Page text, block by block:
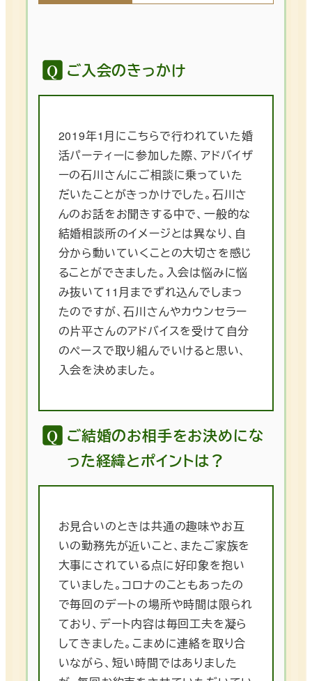
ご入会のきっかけ
2019年1月にこちらで行われていた婚
活パーティーに参加した際、アドバイザ
ーの石川さんにご相談に乗っていた
だいたことがきっかけでした。石川さ
んのお話をお聞きする中で、一般的な
結婚相談所のイメージとは異なり、自
分から動いていくことの大切さを感じ
ることができました。入会は悩みに悩
み抜いて11月までずれ込んでしまっ
たのですが、石川さんやカウンセラー
の片平さんのアドバイスを受けて自分
のペースで取り組んでいけると思い、
入会を決めました。
ご結婚のお相手をお決めにな
った経緯とポイントは？
お見合いのときは共通の趣味やお互
いの勤務先が近いこと、またご家族を
大事にされている点に好印象を抱い
ていました。コロナのこともあったの
で毎回のデートの場所や時間は限られ
ており、デート内容は毎回工夫を凝ら
してきました。こまめに連絡を取り合
いながら、短い時間ではありました